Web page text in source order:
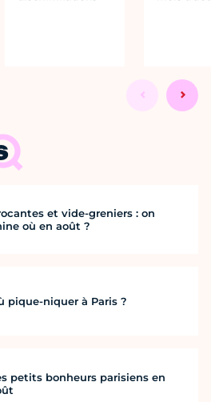
et vide-greniers : on
où en août ?
pique-niquer à Paris ?
petits bonheurs parisiens en